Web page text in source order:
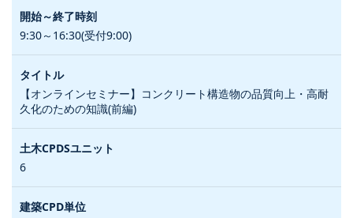
9:30～16:30(受付9:00)
【オンラインセミナー】コンクリート構造物の品質向上・高耐
久化のための知識(前編)
6